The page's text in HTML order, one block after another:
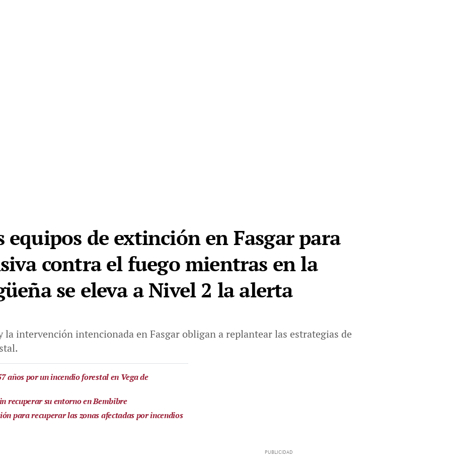
equipos de extinción en Fasgar para
contra el fuego mientras en la
se eleva a Nivel 2 la alerta
intervención intencionada en Fasgar obligan a replantear las estrategias de
años por un incendio forestal en Vega de
recuperar su entorno en Bembibre
para recuperar las zonas afectadas por incendios